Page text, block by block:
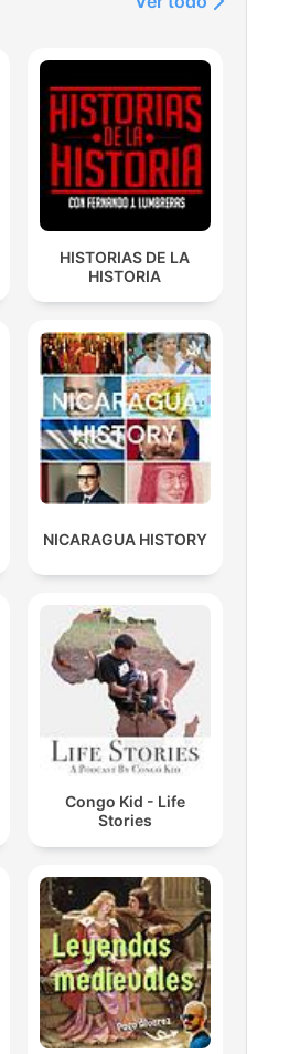
data mining
HISTORIAS DE LA
HISTORIA
NICARAGUA HISTORY
Congo Kid - Life
Stories